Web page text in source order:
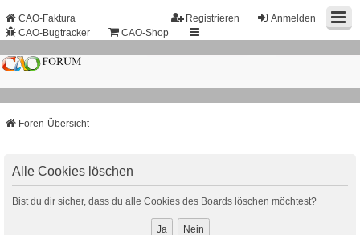
Anmelden
Registrieren
CAO-Faktura
CAO-Bugtracker
CAO-Shop
Foren-Übersicht
Alle Cookies löschen
Bist du dir sicher, dass du alle Cookies des Boards löschen möchtest?